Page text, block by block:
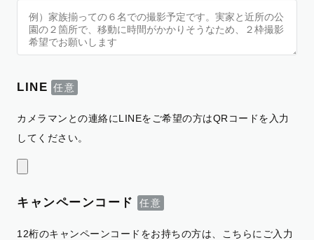
LINE
カメラマンとの連絡にLINEをご希望の方はQRコードを入力
してください。
キャンペーンコード
12桁のキャンペーンコードをお持ちの方は、こちらにご入力